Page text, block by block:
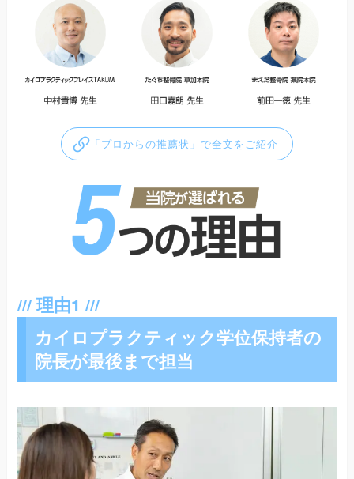
「プロからの推薦状」で全文をご紹介
カイロプラクティック学位保持者の
院長が最後まで担当